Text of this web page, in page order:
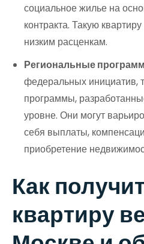
социальное жилье на
контракта. Такую
низким расценкам.
Региональные
федеральных инициатив,
программы,
уровне. Они могут
себя выплаты,
приобретение
Как
квартиру